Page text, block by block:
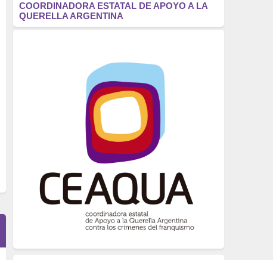
Eventos
(914)
Crímenes del franquismo
(721)
(699)
(607)
neofranquismo
(567)
Justicia Universal
Derechos Humanos
(522)
Nacionalcatolicismo
(514)
COORDINADORA ESTATAL DE APOYO A LA
QUERELLA ARGENTINA